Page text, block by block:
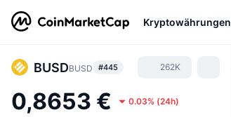
Kryptowährungen
BUSDBUSD #445 262K
0,8653 € 0.03% (24h)